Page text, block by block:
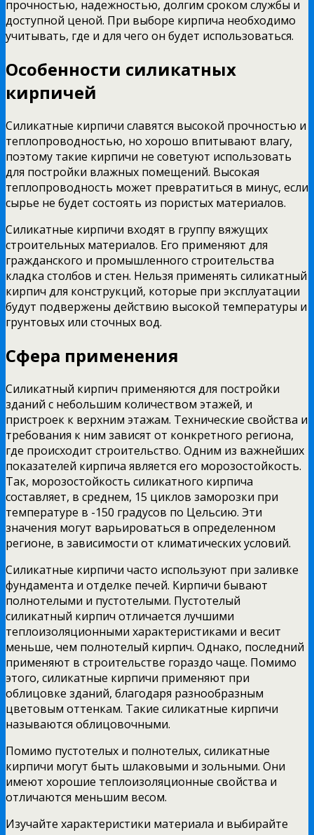
прочностью, надежностью, долгим сроком службы и
доступной ценой. При выборе кирпича необходимо
учитывать, где и для чего он будет использоваться.
Особенности силикатных
кирпичей
Силикатные кирпичи славятся высокой прочностью и
теплопроводностью, но хорошо впитывают влагу,
поэтому такие кирпичи не советуют использовать
для постройки влажных помещений. Высокая
теплопроводность может превратиться в минус, если
сырье не будет состоять из пористых материалов.
Силикатные кирпичи входят в группу вяжущих
строительных материалов. Его применяют для
гражданского и промышленного строительства
кладка столбов и стен. Нельзя применять силикатный
кирпич для конструкций, которые при эксплуатации
будут подвержены действию высокой температуры и
грунтовых или сточных вод.
Сфера применения
Силикатный кирпич применяются для постройки
зданий с небольшим количеством этажей, и
пристроек к верхним этажам. Технические свойства и
требования к ним зависят от конкретного региона,
где происходит строительство. Одним из важнейших
показателей кирпича является его морозостойкость.
Так, морозостойкость силикатного кирпича
составляет, в среднем, 15 циклов заморозки при
температуре в -150 градусов по Цельсию. Эти
значения могут варьироваться в определенном
регионе, в зависимости от климатических условий.
Силикатные кирпичи часто используют при заливке
фундамента и отделке печей. Кирпичи бывают
полнотелыми и пустотелыми. Пустотелый
силикатный кирпич отличается лучшими
теплоизоляционными характеристиками и весит
меньше, чем полнотелый кирпич. Однако, последний
применяют в строительстве гораздо чаще. Помимо
этого, силикатные кирпичи применяют при
облицовке зданий, благодаря разнообразным
цветовым оттенкам. Такие силикатные кирпичи
называются облицовочными.
Помимо пустотелых и полнотелых, силикатные
кирпичи могут быть шлаковыми и зольными. Они
имеют хорошие теплоизоляционные свойства и
отличаются меньшим весом.
Изучайте характеристики материала и выбирайте